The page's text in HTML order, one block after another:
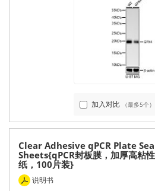
加入对比 （最多5个）
Clear Adhesive qPCR Plate
Sheets{qPCR封板膜，加厚高粘
纸，100片装}
说明书